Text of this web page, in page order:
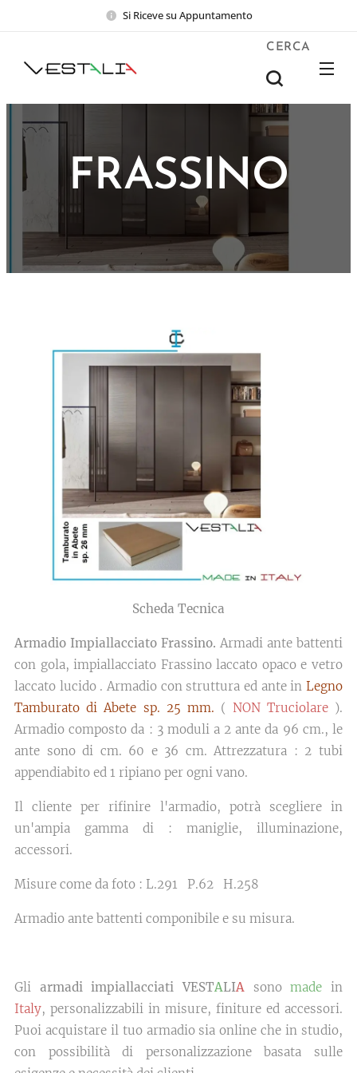
Si Riceve su Appuntamento
CERCA
FRASSINO
Scheda Tecnica
Armadio Impiallacciato Frassino. Armadi ante battenti
con gola, impiallacciato Frassino laccato opaco e vetro
laccato lucido . Armadio con struttura ed ante in Legno
Tamburato di Abete sp. 25 mm. ( NON Truciolare).
Armadio composto da : 3 moduli a 2 ante da 96 cm., le
ante sono di cm. 60 e 36 cm. Attrezzatura : 2 tubi
appendiabito ed 1 ripiano per ogni vano.
Il cliente per rifinire l'armadio, potrà scegliere in
un'ampia gamma di : maniglie, illuminazione,
accessori.
Misure come da foto : L.291 P.62 H.258
Armadio ante battenti componibile e su misura.
Gli armadi impiallacciati VESTALIA sonomade in
Italy, personalizzabili in misure, finiture ed accessori.
Puoi acquistare il tuo armadio sia online che in studio,
con possibilità di personalizzazione basata sulle